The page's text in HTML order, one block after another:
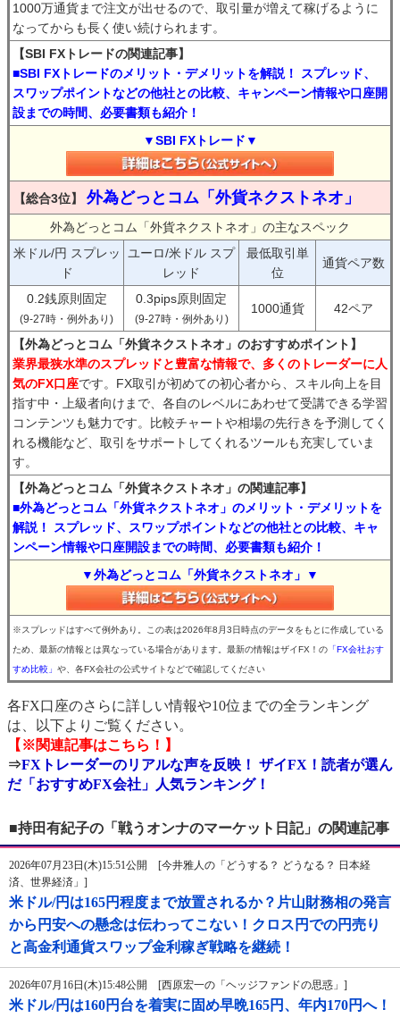
1000万通貨まで注文が出せるので、取引量が増えて稼げるように
なってからも長く使い続けられます。
【SBI FXトレードの関連記事】
■SBI FXトレードのメリット・デメリットを解説！ スプレッド、
スワップポイントなどの他社との比較、キャンペーン情報や口座開
設までの時間、必要書類も紹介！
▼SBI FXトレード▼
【総合3位】 外為どっとコム「外貨ネクストネオ」
外為どっとコム「外貨ネクストネオ」の主なスペック
米ドル/円 スプレッ
ド
ユーロ/米ドル スプ
レッド
最低取引単
位
通貨ペア数
0.2銭原則固定
(9-27時・例外あり)
0.3pips原則固定
(9-27時・例外あり)
1000通貨 42ペア
【外為どっとコム「外貨ネクストネオ」のおすすめポイント】
業界最狭水準のスプレッドと豊富な情報で、多くのトレーダーに人
気のFX口座です。FX取引が初めての初心者から、スキル向上を目
指す中・上級者向けまで、各自のレベルにあわせて受講できる学習
コンテンツも魅力です。比較チャートや相場の先行きを予測してく
れる機能など、取引をサポートしてくれるツールも充実していま
す。
【外為どっとコム「外貨ネクストネオ」の関連記事】
■外為どっとコム「外貨ネクストネオ」のメリット・デメリットを
解説！ スプレッド、スワップポイントなどの他社との比較、キャ
ンペーン情報や口座開設までの時間、必要書類も紹介！
▼外為どっとコム「外貨ネクストネオ」▼
※スプレッドはすべて例外あり。この表は2026年8月3日時点のデータをもとに作成している
ため、最新の情報とは異なっている場合があります。最新の情報はザイFX！の 「FX会社おす
すめ比較」 や、各FX会社の公式サイトなどで確認してください
各FX口座のさらに詳しい情報や10位までの全ランキング
は、以下よりご覧ください。
【※関連記事はこちら！】
⇒FXトレーダーのリアルな声を反映！ ザイFX！読者が選ん
だ「おすすめFX会社」人気ランキング！
■持田有紀子の「戦うオンナのマーケット日記」の関連記事
2026年07月23日(木)15:51公開 [今井雅人の「どうする？ どうなる？ 日本経
済、世界経済」]
米ドル/円は165円程度まで放置されるか？片山財務相の発言
から円安への懸念は伝わってこない！クロス円での円売り
と高金利通貨スワップ金利稼ぎ戦略を継続！
2026年07月16日(木)15:48公開 [西原宏一の「ヘッジファンドの思惑」]
米ドル/円は160円台を着実に固め早晩165円、年内170円へ！